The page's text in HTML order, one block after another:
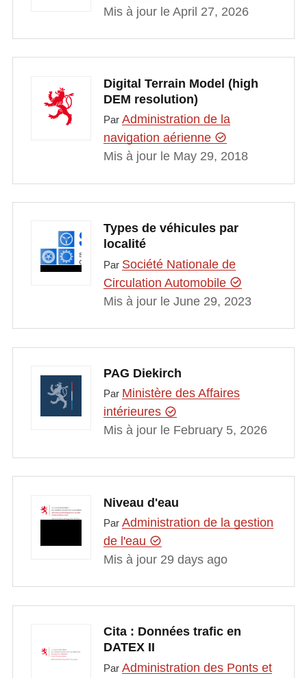
Mis à jour le April 27, 2026
Digital Terrain Model (high
DEM resolution)
Par Administration de la
navigation aérienne
Mis à jour le May 29, 2018
Types de véhicules par
localité
Par Société Nationale de
Circulation Automobile
Mis à jour le June 29, 2023
PAG Diekirch
Par Ministère des Affaires
intérieures
Mis à jour le February 5, 2026
Niveau d'eau
Par Administration de la gestion
de l'eau
Mis à jour 29 days ago
Cita : Données trafic en
DATEX II
Par Administration des Ponts et